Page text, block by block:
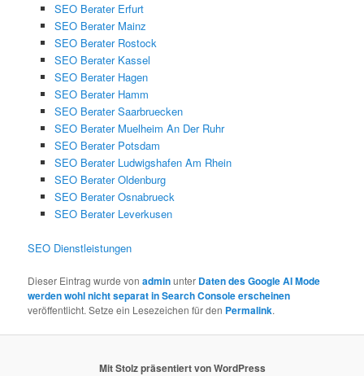
SEO Berater Erfurt
SEO Berater Mainz
SEO Berater Rostock
SEO Berater Kassel
SEO Berater Hagen
SEO Berater Hamm
SEO Berater Saarbruecken
SEO Berater Muelheim An Der Ruhr
SEO Berater Potsdam
SEO Berater Ludwigshafen Am Rhein
SEO Berater Oldenburg
SEO Berater Osnabrueck
SEO Berater Leverkusen
SEO Dienstleistungen
Dieser Eintrag wurde vonadminunter Daten des Google AI Mode
werden wohl nicht separat in Search Console erscheinen
veröffentlicht. Setze ein Lesezeichen für den Permalink.
Mit Stolz präsentiert von WordPress